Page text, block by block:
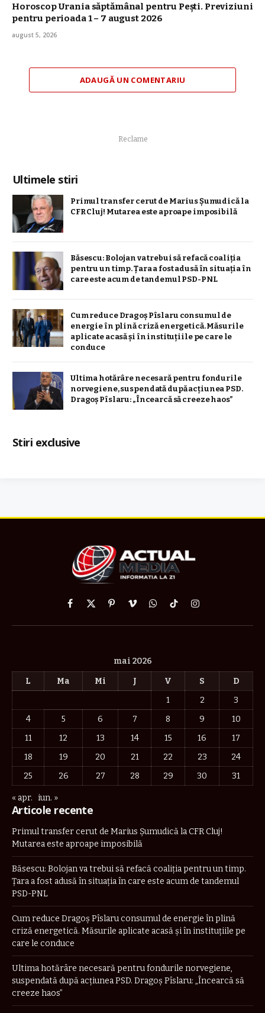
Horoscop Urania săptămânal pentru Pești. Previziuni
pentru perioada 1 – 7 august 2026
august 5, 2026
ADAUGĂ UN COMENTARIU
Reclame
Ultimele stiri
Primul transfer cerut de Marius Șumudică la
CFR Cluj! Mutarea este aproape imposibilă
Băsescu: Bolojan va trebui să refacă coaliţia
pentru un timp. Țara a fost adusă în situaţia în
care este acum de tandemul PSD-PNL
Cum reduce Dragoș Pîslaru consumul de
energie în plină criză energetică. Măsurile
aplicate acasă și în instituțiile pe care le
conduce
Ultima hotărâre necesară pentru fondurile
norvegiene, suspendată după acțiunea PSD.
Dragoș Pîslaru: „Încearcă să creeze haos”
Stiri exclusive
Facebook
X
PinterestVimeoWhatsApp
TikTokInstagram
mai 2026
L
Ma Mi J V S
D
1
2
3
4
5 6 7 8 9
10
11
12 13 14 15 16
17
18
19 20 21 22 23
24
25
26 27 28 29 30 31
« apr. iun. »
Articole recente
Primul transfer cerut de Marius Șumudică la CFR Cluj!
Mutarea este aproape imposibilă
Băsescu: Bolojan va trebui să refacă coaliţia pentru un timp.
Țara a fost adusă în situaţia în care este acum de tandemul
PSD-PNL
Cum reduce Dragoș Pîslaru consumul de energie în plină
criză energetică. Măsurile aplicate acasă și în instituțiile pe
care le conduce
Ultima hotărâre necesară pentru fondurile norvegiene,
suspendată după acțiunea PSD. Dragoș Pîslaru: „Încearcă să
creeze haos”